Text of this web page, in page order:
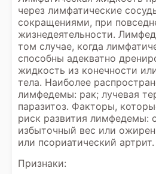
через лимфатические
сокращениями, при
жизнедеятельности.
том случае, когда
способны адекватно
жидкость из конечности
тела. Наиболее
лимфедемы: рак; лучевая
паразитоз. Факторы,
риск развития лимфедемы:
избыточный вес или
или псориатический артрит.
Признаки: